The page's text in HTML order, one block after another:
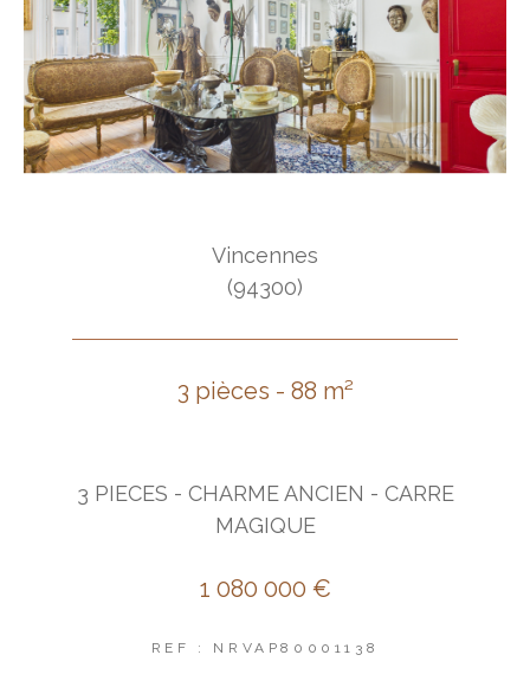
Vincennes
(94300)
3 pièces - 88 m²
3 PIECES - CHARME ANCIEN - CARRE
MAGIQUE
1 080 000 €
REF : NRVAP80001138